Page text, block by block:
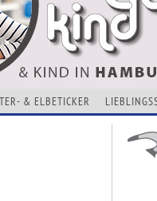
& ELBETICKER